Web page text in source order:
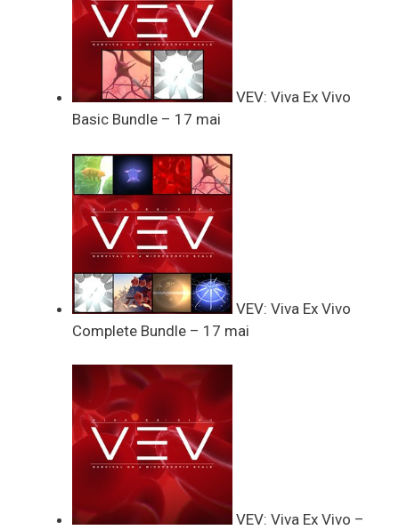
VEV: Viva Ex Vivo
Basic Bundle – 17 mai
VEV: Viva Ex Vivo
Complete Bundle – 17 mai
VEV: Viva Ex Vivo –